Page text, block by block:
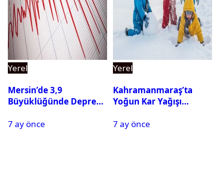
Yerel
Mersin’de 3,9
Büyüklüğünde Deprem
7 ay önce
Yerel
Kahramanmaraş’ta
Yoğun Kar Yağışı
Tatil
7 ay önce